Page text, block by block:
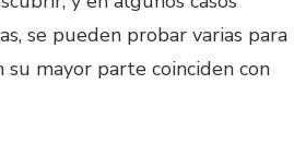
se pueden probar varias para
mayor parte coinciden con